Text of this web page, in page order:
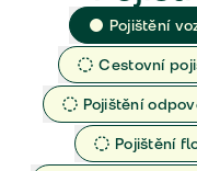
Pojištění
Cestovní
Pojištění
Pojištění